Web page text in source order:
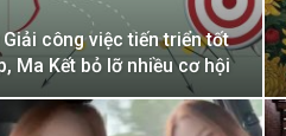
Giải công việc tiến triển tốt
Ma Kết bỏ lỡ nhiều cơ hội